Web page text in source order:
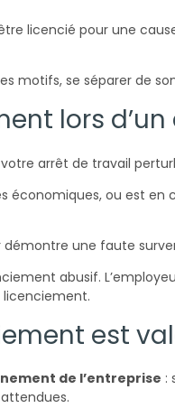
licencié pour une
motifs, se séparer de
lors
arrêt de travail
économiques, ou est en
démontre une faute
abusif.
licenciement.
est
de l’entreprise :